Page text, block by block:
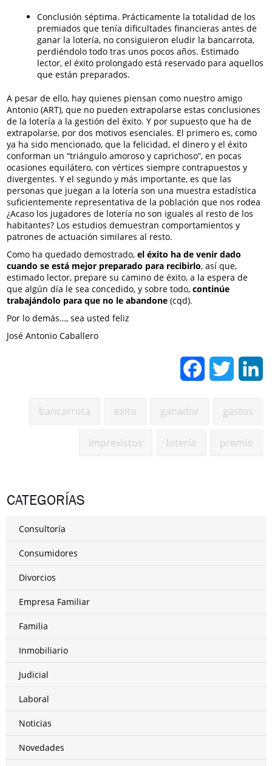
Conclusión séptima. Prácticamente la totalidad de los
premiados que tenía dificultades financieras antes de
ganar la lotería, no consiguieron eludir la bancarrota,
perdiéndolo todo tras unos pocos años. Estimado
lector, el éxito prolongado está reservado para aquellos
que están preparados.
A pesar de ello, hay quienes piensan como nuestro amigo
Antonio (ART), que no pueden extrapolarse estas conclusiones
de la lotería a la gestión del éxito. Y por supuesto que ha de
extrapolarse, por dos motivos esenciales. El primero es, como
ya ha sido mencionado, que la felicidad, el dinero y el éxito
conforman un “triángulo amoroso y caprichoso”, en pocas
ocasiones equilátero, con vértices siempre contrapuestos y
divergentes. Y el segundo y más importante, es que las
personas que juegan a la lotería son una muestra estadística
suficientemente representativa de la población que nos rodea
¿Acaso los jugadores de lotería no son iguales al resto de los
habitantes? Los estudios demuestran comportamientos y
patrones de actuación similares al resto.
Como ha quedado demostrado, el éxito ha de venir dado
cuando se está mejor preparado para recibirlo, así que,
estimado lector, prepare su camino de éxito, a la espera de
que algún día le sea concedido, y sobre todo,continúe
trabajándolo para que no le abandone (cqd).
Por lo demás…, sea usted feliz
José Antonio Caballero
FacebookTwitter
bancarrota exito ganador gastos
imprevistos lotería premio
CATEGORÍAS
Consultoría
Consumidores
Divorcios
Empresa Familiar
Familia
Inmobiliario
Judicial
Laboral
Noticias
Novedades